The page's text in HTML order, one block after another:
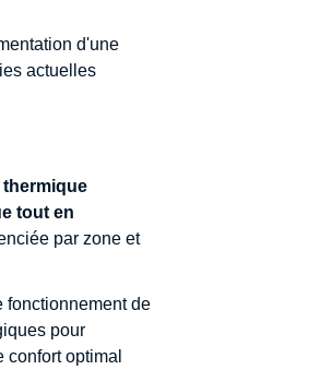
d'une
actuelles
tout en
par zone et
fonctionnement de
pour
optimal